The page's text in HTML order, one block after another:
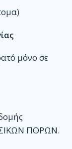
μόνο σε
ΠΟΡΩΝ.